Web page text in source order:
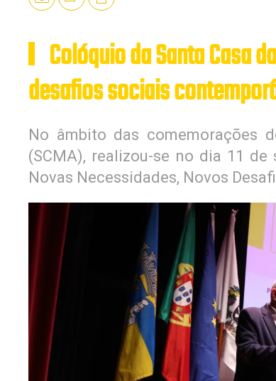
Colóquio da Santa Casa
desafios sociais
No âmbito das comemorações
(SCMA), realizou-se no dia 11
Novas Necessidades, Novos